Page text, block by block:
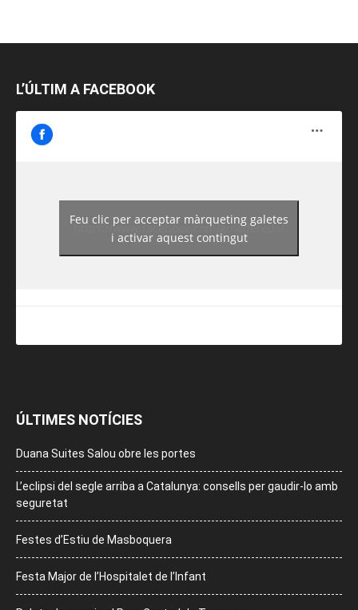
L’ÚLTIM A FACEBOOK
https://www.facebook.com/guiadereus/
Feu clic per acceptar màrqueting galetes
i activar aquest contingut
ÚLTIMES NOTÍCIES
Duana Suites Salou obre les portes
L’eclipsi del segle arriba a Catalunya: consells per gaudir-lo amb
seguretat
Festes d’Estiu de Masboquera
Festa Major de l’Hospitalet de l’Infant